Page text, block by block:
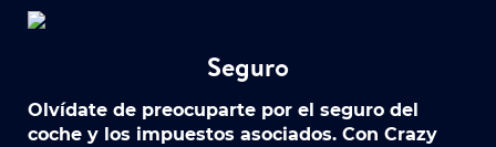
Seguro
Olvídate de preocuparte por el seguro del
coche y los impuestos asociados. Con Crazy